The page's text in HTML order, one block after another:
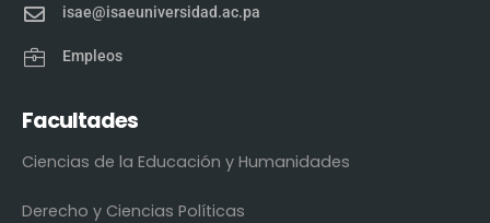
isae@isaeuniversidad.ac.pa
Empleos
Facultades
Ciencias de la Educación y Humanidades
Derecho y Ciencias Políticas